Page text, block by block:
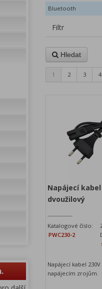
Bluetooth
Filtr
Hledat
1 2 3 4
Napájecí kabel
dvoužilový
Katalogové číslo:
PWC230-2
Napájecí kabel
napájecím zrojům.